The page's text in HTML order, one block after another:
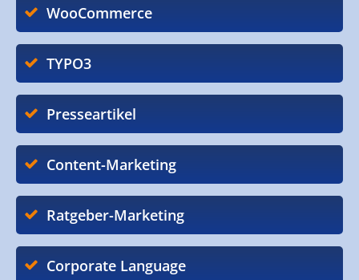
WooCommerce
TYPO3
Presseartikel
Content-Marketing
Ratgeber-Marketing
Corporate Language